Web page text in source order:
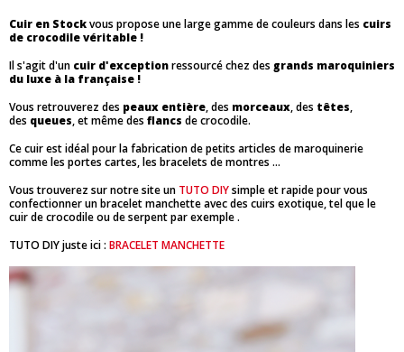
Cuir en Stockvous propose une large gamme de couleurs dans les cuirs
de crocodile véritable !
Il s'agit d'un cuir d'exceptionressourcé chez des grands maroquiniers
du luxe à la française !
Vous retrouverez des peaux entière, des morceaux, des têtes,
des queues, et même des flancs de crocodile.
Ce cuir est idéal pour la fabrication de petits articles de maroquinerie
comme les portes cartes, les bracelets de montres ...
Vous trouverez sur notre site un TUTO DIYsimple et rapide pour vous
confectionner un bracelet manchette avec des cuirs exotique, tel que le
cuir de crocodile ou de serpent par exemple .
TUTO DIY juste ici : BRACELET MANCHETTE